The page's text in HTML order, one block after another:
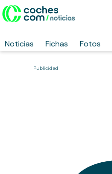
Noticias Fichas Fotos
Publicidad